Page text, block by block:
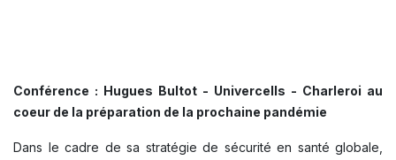
Conférence : Hugues Bultot - Univercells - Charleroi au
coeur de la préparation de la prochaine pandémie
Dans le cadre de sa stratégie de sécurité en santé globale,